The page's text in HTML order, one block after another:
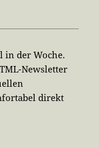
in der Woche.
Newsletter
direkt